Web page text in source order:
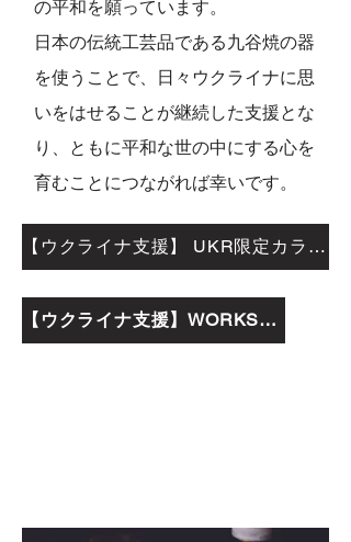
の平和を願っています。
日本の伝統工芸品である九谷焼の器
を使うことで、日々ウクライナに思
いをはせることが継続した支援とな
り、ともに平和な世の中にする心を
育むことにつながれば幸いです。
【ウクライナ支援】 UKR限定カラーさくら小皿・豆皿セットを購入する （オンラインショップへリンク）
【ウクライナ支援】WORKSページへリンク